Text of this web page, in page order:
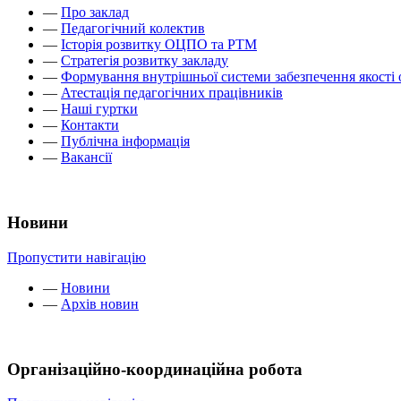
— Про заклад
— Педагогічний колектив
— Історія розвитку ОЦПО та РТМ
— Стратегія розвитку закладу
— Формування внутрішньої системи забезпечення якості
— Атестація педагогічних працівників
— Наші гуртки
— Контакти
— Публічна інформація
— Вакансії
Новини
Пропустити навігацію
— Новини
— Архів новин
Організаційно-координаційна робота